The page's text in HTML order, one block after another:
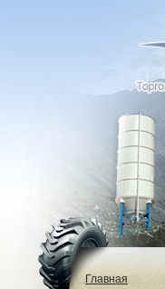
Главная